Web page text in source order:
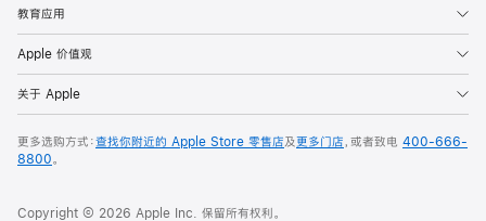
教育应用
Apple 价值观
关于 Apple
更多选购方式：查找你附近的 Apple Store 零售店及更多门店，或者致电 400-666-
8800。
Copyright © 2026 Apple Inc. 保留所有权利。